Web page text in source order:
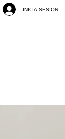
INICIA SESIÓN